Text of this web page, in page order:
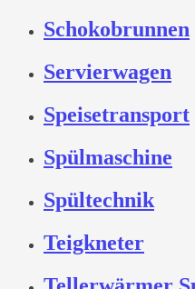
Schokobrunnen
Servierwagen
Speisetransport
Spülmaschine
Spültechnik
Teigkneter